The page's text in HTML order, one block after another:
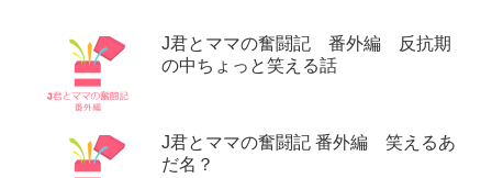
J君とママの奮闘記 番外編 反抗期
の中ちょっと笑える話
J君とママの奮闘記 番外編 笑えるあ
だ名？